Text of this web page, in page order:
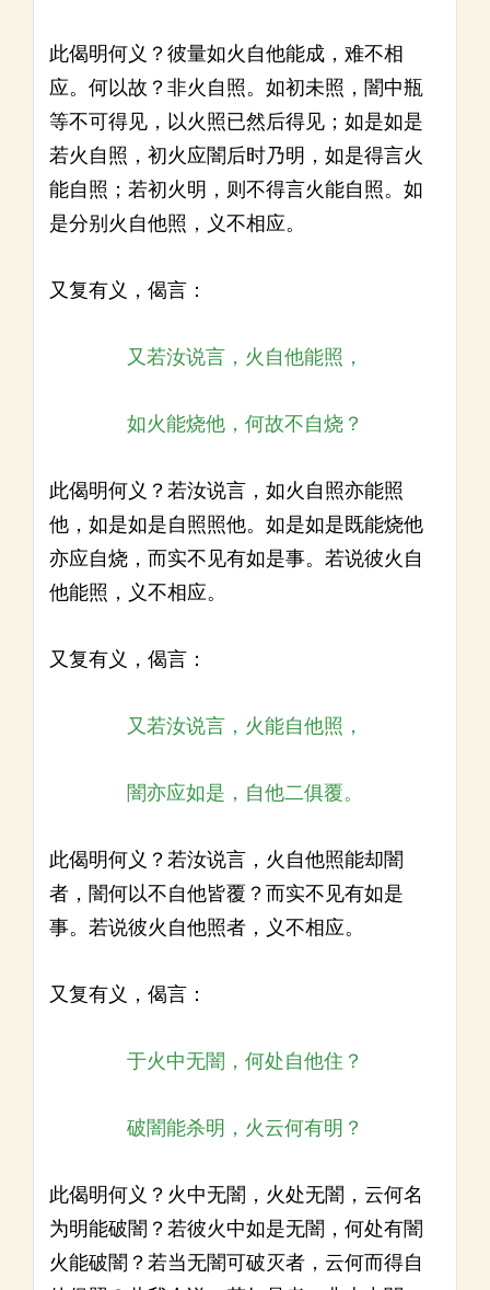
此偈明何义？彼量如火自他能成，难不相
应。何以故？非火自照。如初未照，闇中瓶
等不可得见，以火照已然后得见；如是如是
若火自照，初火应闇后时乃明，如是得言火
能自照；若初火明，则不得言火能自照。如
是分别火自他照，义不相应。
又复有义，偈言：
又若汝说言，火自他能照，
如火能烧他，何故不自烧？
此偈明何义？若汝说言，如火自照亦能照
他，如是如是自照照他。如是如是既能烧他
亦应自烧，而实不见有如是事。若说彼火自
他能照，义不相应。
又复有义，偈言：
又若汝说言，火能自他照，
闇亦应如是，自他二俱覆。
此偈明何义？若汝说言，火自他照能却闇
者，闇何以不自他皆覆？而实不见有如是
事。若说彼火自他照者，义不相应。
又复有义，偈言：
于火中无闇，何处自他住？
破闇能杀明，火云何有明？
此偈明何义？火中无闇，火处无闇，云何名
为明能破闇？若彼火中如是无闇，何处有闇
火能破闇？若当无闇可破灭者，云何而得自